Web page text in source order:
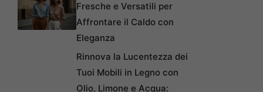
Fresche e Versatili per
Affrontare il Caldo con
Eleganza
Rinnova la Lucentezza dei
Tuoi Mobili in Legno con
Olio, Limone e Acqua: